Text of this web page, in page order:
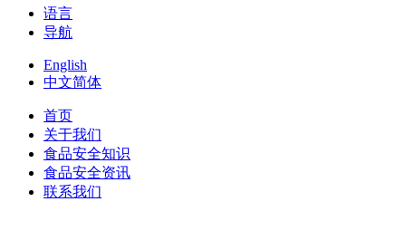
语言
导航
English
中文简体
首页
关于我们
食品安全知识
食品安全资讯
联系我们